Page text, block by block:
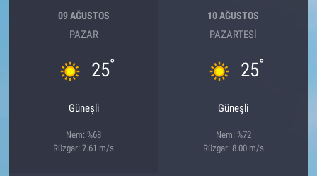
09 AĞUSTOS
PAZAR
25°
Güneşli
Nem: %68
Rüzgar: 7.61 m/s
10 AĞUSTOS
PAZARTESI
25°
Güneşli
Nem: %72
Rüzgar: 8.00 m/s